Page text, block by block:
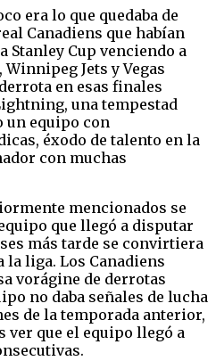
era lo que quedaba de
Canadiens que habían
Stanley Cup venciendo a
Jets y Vegas
en esas finales
una tempestad
un equipo con
éxodo de talento en la
con muchas
mencionados se
que llegó a disputar
más tarde se convirtiera
la liga. Los Canadiens
vorágine de derrotas
no daba señales de lucha
de la temporada anterior,
ver que el equipo llegó a